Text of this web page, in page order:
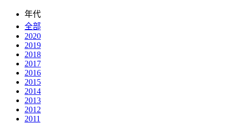
年代
全部
2020
2019
2018
2017
2016
2015
2014
2013
2012
2011